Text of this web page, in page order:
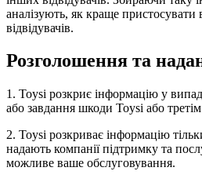
аналізують, як краще пристосувати
відвідувачів.
Розголошення та
1. Toysi розкриє інформацію у
або завдання шкоди Toysi або
2. Toysi розкриває інформацію
надають компанії підтримку та
можливе ваше обслуговування.